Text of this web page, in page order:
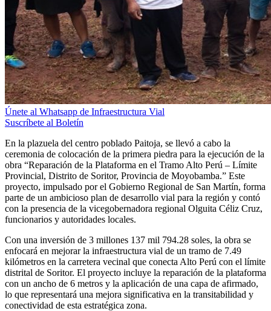
Únete al Whatsapp de Infraestructura Vial
Suscríbete al Boletín
En la plazuela del centro poblado Paitoja, se llevó a cabo la
ceremonia de colocación de la primera piedra para la ejecución de la
obra “Reparación de la Plataforma en el Tramo Alto Perú – Límite
Provincial, Distrito de Soritor, Provincia de Moyobamba.” Este
proyecto, impulsado por el Gobierno Regional de San Martín, forma
parte de un ambicioso plan de desarrollo vial para la región y contó
con la presencia de la vicegobernadora regional Olguita Céliz Cruz,
funcionarios y autoridades locales.
Con una inversión de 3 millones 137 mil 794.28 soles, la obra se
enfocará en mejorar la infraestructura vial de un tramo de 7.49
kilómetros en la carretera vecinal que conecta Alto Perú con el límite
distrital de Soritor. El proyecto incluye la reparación de la plataforma
con un ancho de 6 metros y la aplicación de una capa de afirmado,
lo que representará una mejora significativa en la transitabilidad y
conectividad de esta estratégica zona.